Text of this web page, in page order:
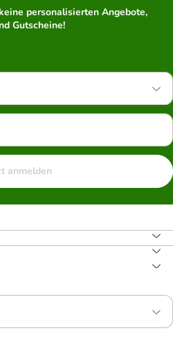
personalisierten Angebote,
Gutscheine!
anmelden